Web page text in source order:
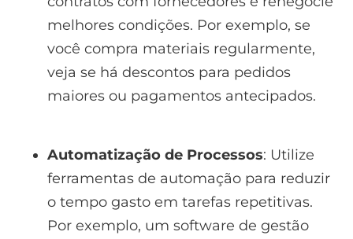
melhores condições. Por exemplo, se
você compra materiais regularmente,
veja se há descontos para pedidos
maiores ou pagamentos antecipados.
Automatização de Processos: Utilize
ferramentas de automação para reduzir
o tempo gasto em tarefas repetitivas.
Por exemplo, um software de gestão